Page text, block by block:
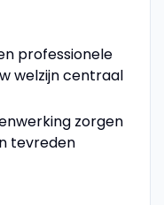
professionele
welzijn centraal
zorgen
tevreden